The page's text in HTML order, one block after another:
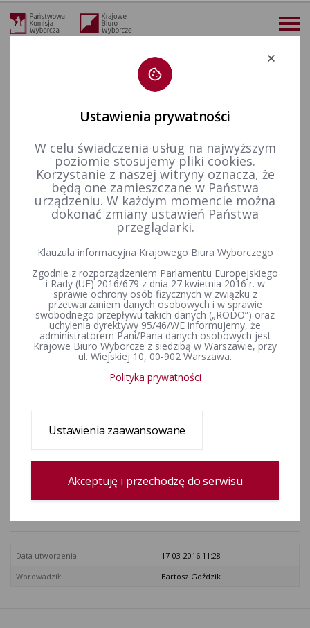
Deklaracja dostępności
więcej
Wybory i referenda Wybory do Sejmu i do Senatu Wybory uzupełniające do Senatu RP
Kadencja 2001-2005
Okręg nr 23 - Uchwała Nr 9/03 Okręgowej Komisji Wyborczej w Białymstoku z dnia 3 października 2003 r. w sprawie skreślenia nazwiska kandydata na senatora zgłoszonego przez Komitet Wyborczy Samoobrona Rzeczypospolitej Polskiej
Okręg nr 23 - Uchwała Nr 9/03
Okręgowej Komisji Wyborczej
w Białymstoku z dnia 3
października 2003 r. w sprawie
skreślenia nazwiska kandydata
na senatora zgłoszonego przez
Komitet Wyborczy
skresl023.jpg [Tekst uchwały]
Data utworzenia
17-03-2016 11:28
Wprowadził:
Bartosz Goździk
Ustawienia prywatności
W celu świadczenia usług na najwyższym
poziomie stosujemy pliki cookies.
Korzystanie z naszej witryny oznacza, że
będą one zamieszczane w Państwa
urządzeniu. W każdym momencie można
dokonać zmiany ustawień Państwa
przeglądarki.
Klauzula informacyjna Krajowego Biura Wyborczego
Zgodnie z rozporządzeniem Parlamentu Europejskiego
i Rady (UE) 2016/679 z dnia 27 kwietnia 2016 r. w
sprawie ochrony osób fizycznych w związku z
przetwarzaniem danych osobowych i w sprawie
swobodnego przepływu takich danych („RODO”) oraz
uchylenia dyrektywy 95/46/WE informujemy, że
administratorem Pani/Pana danych osobowych jest
Krajowe Biuro Wyborcze z siedzibą w Warszawie, przy
ul. Wiejskiej 10, 00-902 Warszawa.
Polityka prywatności
Ustawienia zaawansowane
Akceptuję i przechodzę do serwisu